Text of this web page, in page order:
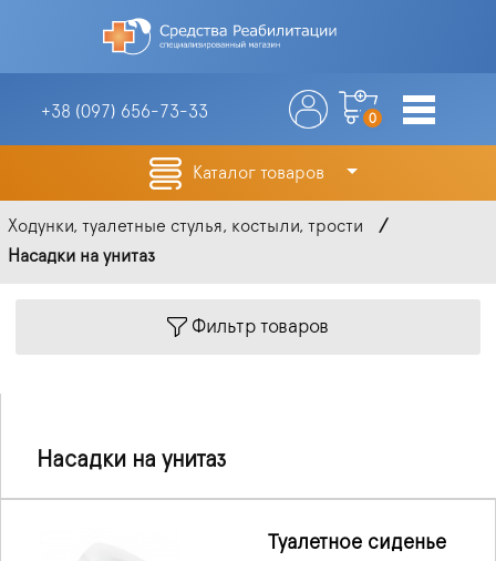
+38 (097) 656-73-33 0
Каталог товаров
Ходунки, туалетные стулья, костыли, трости
Насадки на унитаз
Фильтр товаров
Насадки на унитаз
Туалетное сиденье